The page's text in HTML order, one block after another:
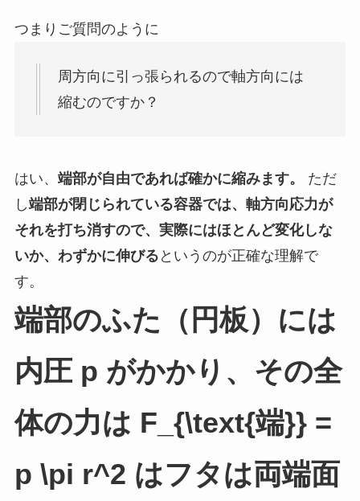
つまりご質問のように
周方向に引っ張られるので軸方向には
縮むのですか？
はい、 端部が自由であれば確かに縮みます。
ただ
し端部が閉じられている容器では、軸方向応力が
それを打ち消すので、実際にはほとんど変化しな
いか、わずかに伸びる というのが正確な理解で
す。
端部のふた（円板）には
内圧 p がかかり、その全
体の力は F_{\text{端}} =
p \pi r^2 はフタは両端面